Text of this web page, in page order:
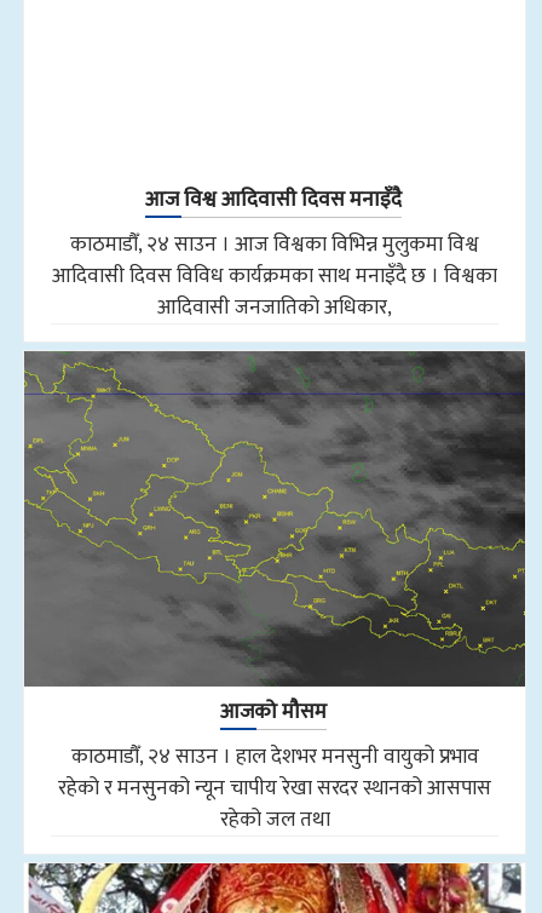
आज विश्व आदिवासी दिवस मनाइँदै
काठमाडौँ, २४ साउन । आज विश्वका विभिन्न मुलुकमा विश्व
आदिवासी दिवस विविध कार्यक्रमका साथ मनाइँदै छ । विश्वका
आदिवासी जनजातिको अधिकार,
आजको मौसम
काठमाडौँ, २४ साउन । हाल देशभर मनसुनी वायुको प्रभाव
रहेको र मनसुनको न्यून चापीय रेखा सरदर स्थानको आसपास
रहेको जल तथा